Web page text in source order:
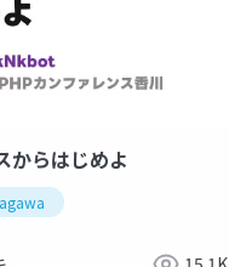
からはじめよ